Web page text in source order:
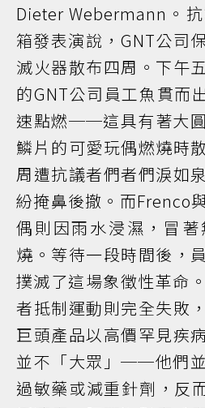
Dieter Webermann。
箱發表演說，GNT公司
滅火器散布四周。下午
的GNT公司員工魚貫而
速點燃──這具有著大
鱗片的可愛玩偶燃燒時
周遭抗議者們者們淚如
紛掩鼻後撤。而Frenco
偶則因雨水浸濕，冒
燒。等待一段時間後，
撲滅了這場象徵性革命
者抵制運動則完全失敗
巨頭產品以高價罕見疾
並不「大眾」──他們
過敏藥或減重針劑，反